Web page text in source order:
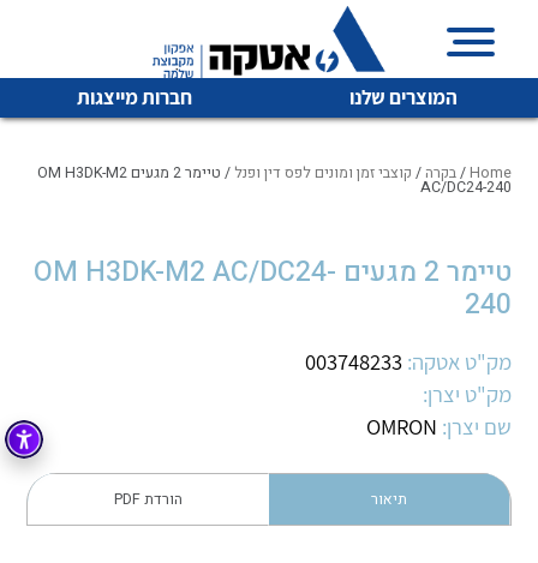
המוצרים שלנו חברות מייצגות
איכות | שרות | זמינות
אטקה בע”מ היא החברה הגדולה והמובילה בישראל בשיווק
מיתוג, בקרה , ואינסטלציה חשמלית ופעילה ב7 תחומים:
חשמל
קופסאות וארונות לחשמל, בקרה ואלקטרוניקה
לכל מוצרי היצרן לכל מוצרי היצרן
לכל מוצרי היצרן לכל מוצרי היצרן
Home
/בקרה / קוצבי זמן ומונים לפס דין ופנל / טיימר 2 מגעים OM H3DK-M2
AC/DC24-240
טיימר 2 מגעים OM H3DK-M2 AC/DC24-
240
מק"ט אטקה: 003748233
מק"ט יצרן:
שם יצרן: OMRON
תיאור הורדת PDF